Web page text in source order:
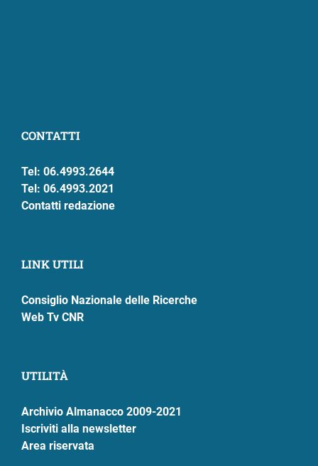
CONTATTI
Tel: 06.4993.2644
Tel: 06.4993.2021
Contatti redazione
LINK UTILI
Consiglio Nazionale delle Ricerche
Web Tv CNR
UTILITÀ
Archivio Almanacco 2009-2021
Iscriviti alla newsletter
Area riservata